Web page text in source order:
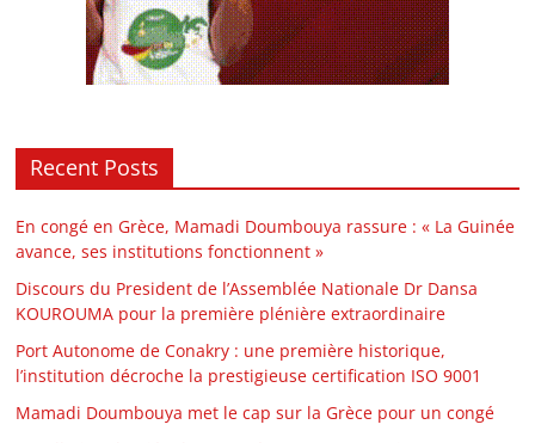
Recent Posts
En congé en Grèce, Mamadi Doumbouya rassure : « La Guinée
avance, ses institutions fonctionnent »
Discours du President de l’Assemblée Nationale Dr Dansa
KOUROUMA pour la première plénière extraordinaire
Port Autonome de Conakry : une première historique,
l’institution décroche la prestigieuse certification ISO 9001
Mamadi Doumbouya met le cap sur la Grèce pour un congé